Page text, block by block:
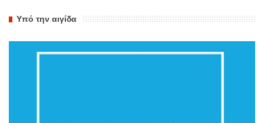
Υπό την αιγίδα